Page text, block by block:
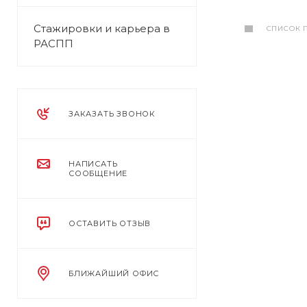
Стажировки и карьера в
РАСПП
ЗАКАЗАТЬ ЗВОНОК
НАПИСАТЬ
СООБЩЕНИЕ
ОСТАВИТЬ ОТЗЫВ
БЛИЖАЙШИЙ ОФИС
СПИСОК